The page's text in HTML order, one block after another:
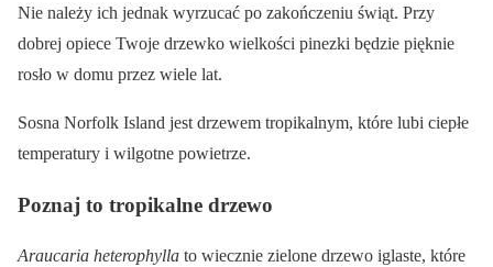
Nie należy ich jednak wyrzucać po zakończeniu świąt. Przy
dobrej opiece Twoje drzewko wielkości pinezki będzie pięknie
rosło w domu przez wiele lat.
Sosna Norfolk Island jest drzewem tropikalnym, które lubi ciepłe
temperatury i wilgotne powietrze.
Poznaj to tropikalne drzewo
Araucaria heterophylla to wiecznie zielone drzewo iglaste, które